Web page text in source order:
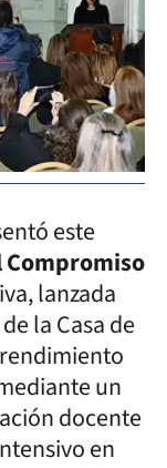
este
lanzada
la Casa de
un
docente
en